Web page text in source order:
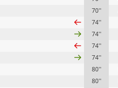
70''
74''
74''
74''
74''
80''
80''